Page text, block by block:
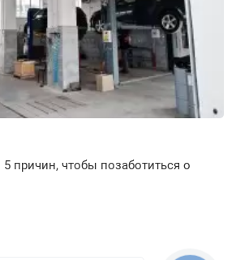
причин, чтобы позаботиться о